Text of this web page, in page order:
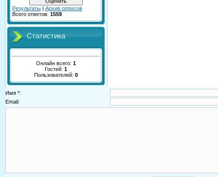
Результаты | Архив опросов
Всего ответов: 1559
Статистика
Онлайн всего: 1
Гостей: 1
Пользователей: 0
Имя *:
Email: